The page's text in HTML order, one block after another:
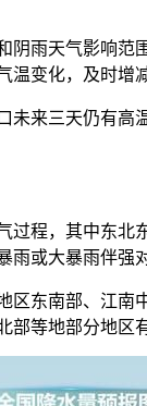
天气影响范
变化，及时增
三天仍有高
，其中东北
或大暴雨伴强
南部、江南
等地部分地区